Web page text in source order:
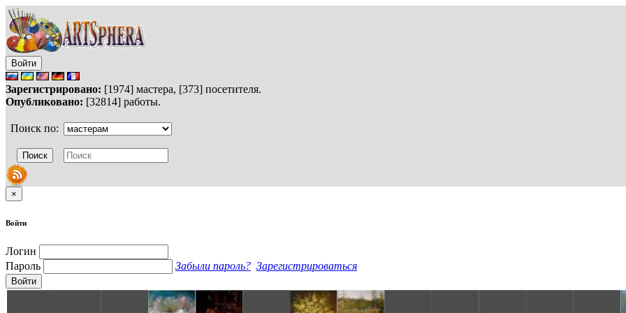
Войти
Зарегистрировано: [1974] мастера, [373] посетителя.
Опубликовано: [32814] работы.
Поиск по:
×
Войти
Логин
Пароль
Забыли пароль? Зарегистрироваться
Войти